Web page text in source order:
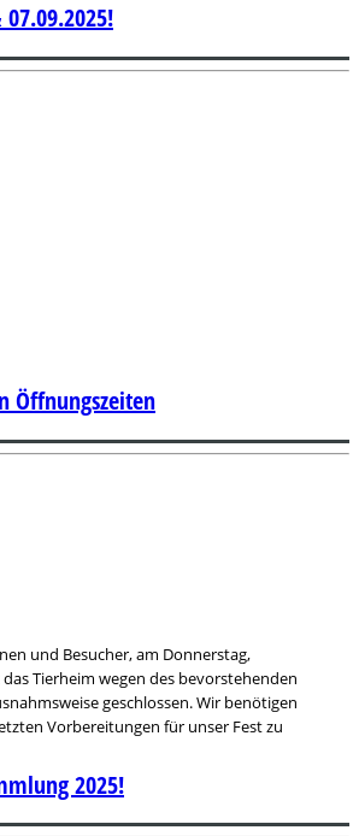
und Besucher, am Donnerstag,
das Tierheim wegen des bevorstehenden
geschlossen. Wir benötigen
Vorbereitungen für unser Fest zu
Öffnungszeiten
2025!